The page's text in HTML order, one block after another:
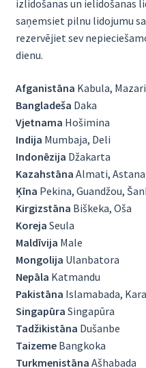
izlidošanas un ielidošanas
saņemsiet pilnu lidojumu
rezervējiet sev
dienu.
Afganistāna Kabula,
Bangladeša Daka
Vjetnama Hošimina
Indija Mumbaja, Deli
Indonēzija Džakarta
Kazahstāna Almati, Astana
Ķīna Pekina, Guandžou,
Kirgizstāna Biškeka, Oša
Koreja Seula
Maldīvija Male
Mongolija Ulanbatora
Nepāla Katmandu
Pakistāna Islamabada,
Singapūra Singapūra
Tadžikistāna Dušanbe
TaizemeBangkoka
Turkmenistāna Ašhabada